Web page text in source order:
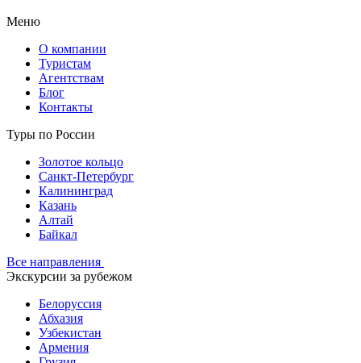
Меню
О компании
Туристам
Агентствам
Блог
Контакты
Туры по России
Золотое кольцо
Санкт-Петербург
Калининград
Казань
Алтай
Байкал
Все направления
Экскурсии за рубежом
Белоруссия
Абхазия
Узбекистан
Армения